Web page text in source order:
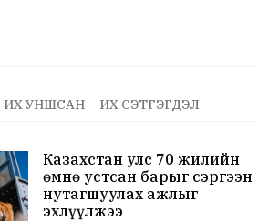
ИХ УНШСАН ИХ СЭТГЭГДЭЛ
Казахстан улс 70 жилийн
өмнө устсан барыг сэргээн
нутагшуулах ажлыг
эхлүүлжээ